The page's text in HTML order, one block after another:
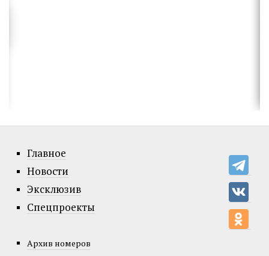
Главное
Новости
Эксклюзив
Спецпроекты
Архив номеров